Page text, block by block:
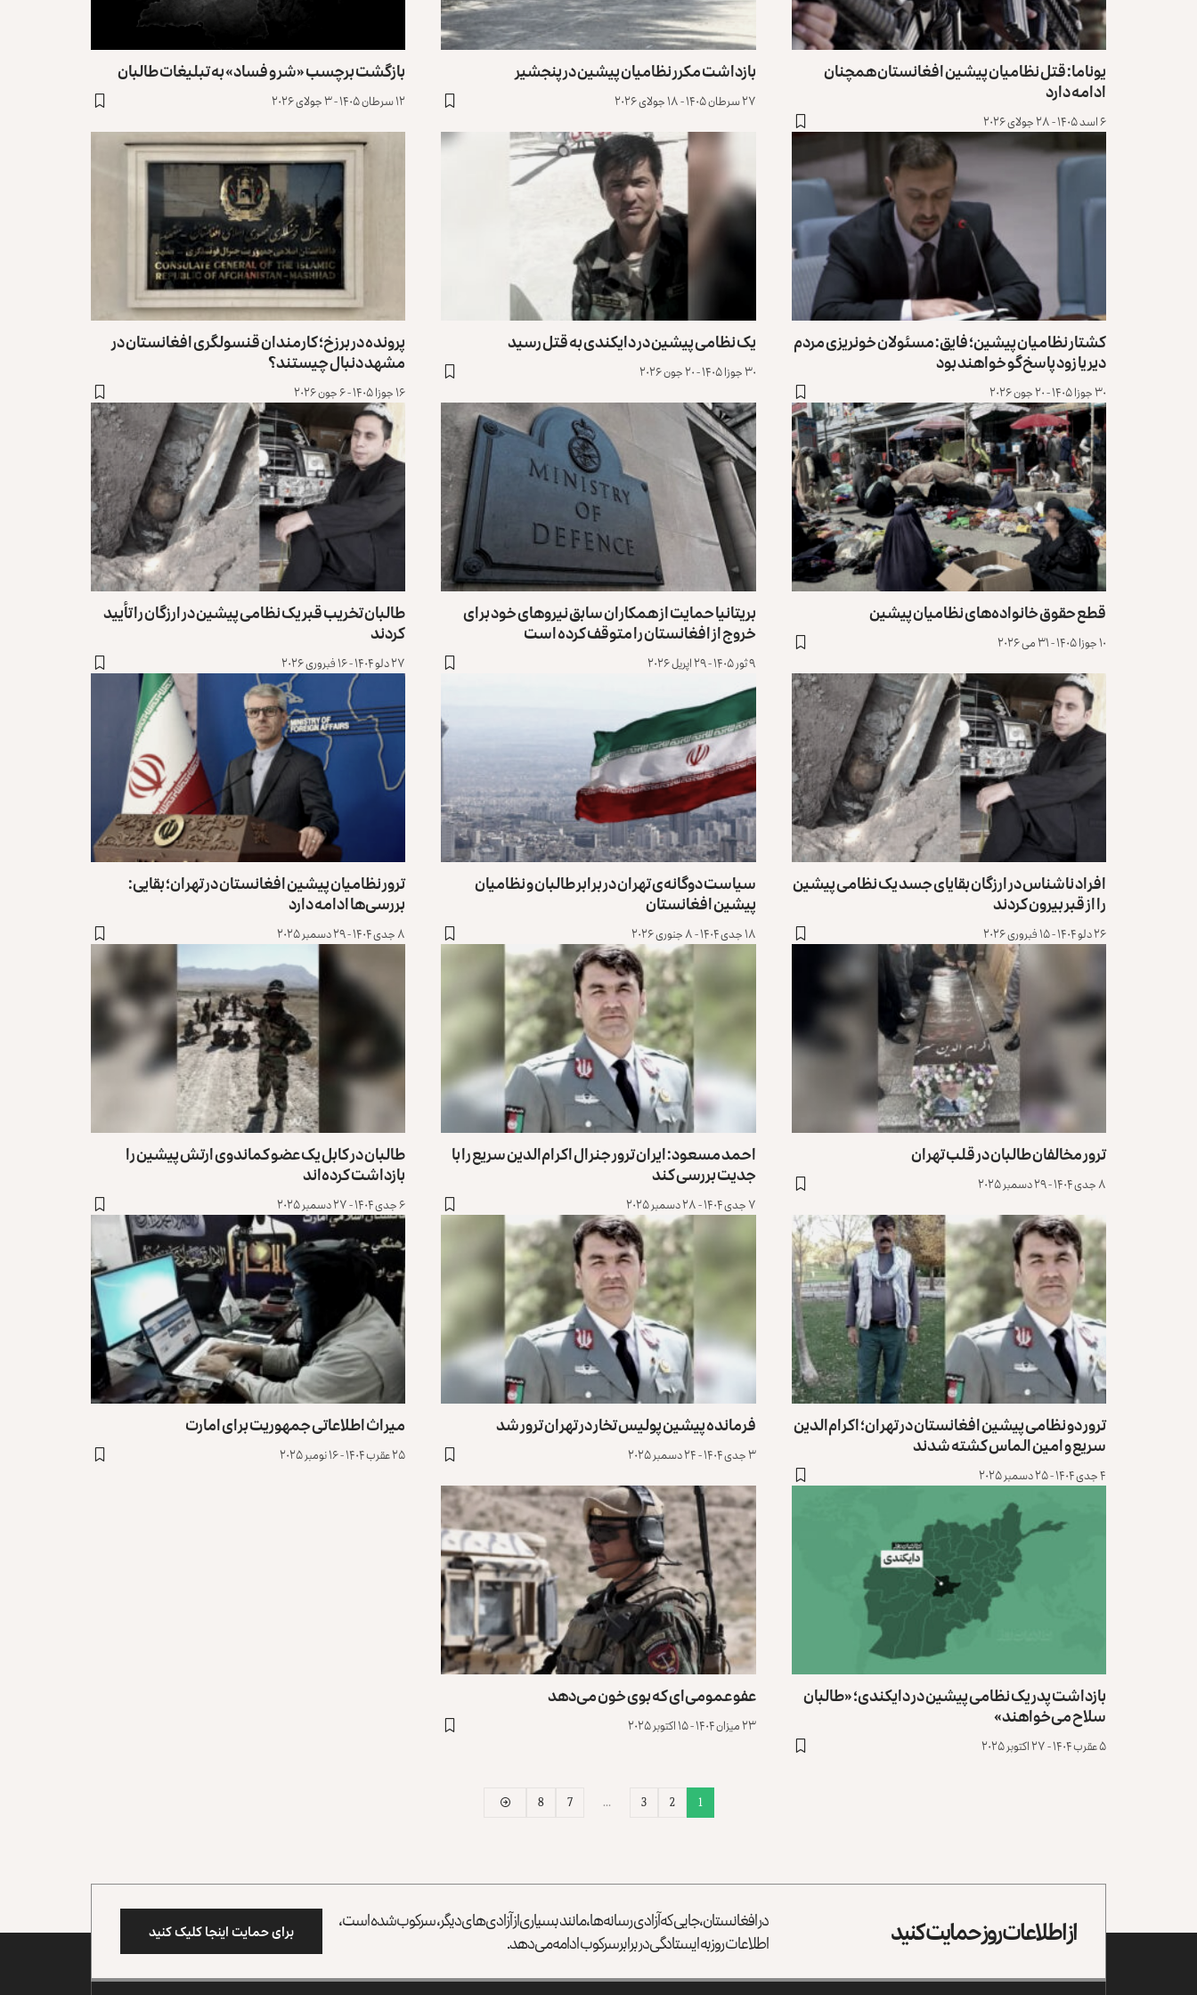
یوناما: قتل نظامیان پیشین افغانستان همچنان
ادامه دارد
۶ اسد ۱۴۰۵ - ۲۸ جولای ۲۰۲۶
بازداشت مکرر نظامیان پیشین در پنجشیر
۲۷ سرطان ۱۴۰۵ - ۱۸ جولای ۲۰۲۶
بازگشت برچسب «شر و فساد» به تبلیغات طالبان
۱۲ سرطان ۱۴۰۵ - ۳ جولای ۲۰۲۶
کشتار نظامیان پیشین؛ فایق: مسئولان خونریزی مردم
دیر یا زود پاسخ‌گو خواهند بود
۳۰ جوزا ۱۴۰۵ - ۲۰ جون ۲۰۲۶
یک نظامی پیشین در دایکندی به قتل رسید
۳۰ جوزا ۱۴۰۵ - ۲۰ جون ۲۰۲۶
پرونده در برزخ؛ کارمندان قنسولگری افغانستان در
مشهد دنبال چیستند؟
۱۶ جوزا ۱۴۰۵ - ۶ جون ۲۰۲۶
قطع حقوق خانواده‌های نظامیان پیشین
۱۰ جوزا ۱۴۰۵ - ۳۱ می ۲۰۲۶
بریتانیا حمایت از همکاران سابق نیروهای خود برای
خروج از افغانستان را متوقف کرده است
۹ ثور ۱۴۰۵ - ۲۹ اپریل ۲۰۲۶
طالبان تخریب قبر یک نظامی پیشین در ارزگان را تأیید
کردند
۲۷ دلو ۱۴۰۴ - ۱۶ فبروری ۲۰۲۶
افراد ناشناس در ارزگان بقایای جسد یک نظامی پیشین
را از قبر بیرون کردند
۲۶ دلو ۱۴۰۴ - ۱۵ فبروری ۲۰۲۶
سیاست دوگانه‌ی تهران در برابر طالبان و نظامیان
پیشین افغانستان
۱۸ جدی ۱۴۰۴ - ۸ جنوری ۲۰۲۶
ترور نظامیان پیشین افغانستان در تهران؛ بقایی:
بررسی‌ها ادامه دارد
۸ جدی ۱۴۰۴ - ۲۹ دسمبر ۲۰۲۵
ترور مخالفان طالبان در قلب تهران
۸ جدی ۱۴۰۴ - ۲۹ دسمبر ۲۰۲۵
احمد مسعود: ایران ترور جنرال اکرام‌الدین سریع را با
جدیت بررسی کند
۷ جدی ۱۴۰۴ - ۲۸ دسمبر ۲۰۲۵
طالبان در کابل یک عضو کماندوی ارتش پیشین را
بازداشت کرده‌اند
۶ جدی ۱۴۰۴ - ۲۷ دسمبر ۲۰۲۵
ترور دو نظامی پیشین افغانستان در تهران؛ اکرام‌الدین
سریع و امین الماس کشته شدند
۴ جدی ۱۴۰۴ - ۲۵ دسمبر ۲۰۲۵
فرمانده پیشین پولیس تخار در تهران ترور شد
۳ جدی ۱۴۰۴ - ۲۴ دسمبر ۲۰۲۵
میراث اطلاعاتی جمهوریت برای امارت
۲۵ عقرب ۱۴۰۴ - ۱۶ نومبر ۲۰۲۵
بازداشت پدر یک نظامی پیشین در دایکندی؛ «طالبان
سلاح می‌خواهند»
۵ عقرب ۱۴۰۴ - ۲۷ اکتوبر ۲۰۲۵
عفو عمومی‌ای که بوی خون می‌دهد
۲۳ میزان ۱۴۰۴ - ۱۵ اکتوبر ۲۰۲۵
1
2
3
…
7
8
از اطلاعات روز حمایت کنید در افغانستان، جایی که آزادی رسانه‌ها، مانند بسیاری از آزادی‌های دیگر، سرکوب شده است،
اطلاعات روز به ایستادگی در برابر سرکوب ادامه می‌دهد. برای حمایت اینجا کلیک کنید